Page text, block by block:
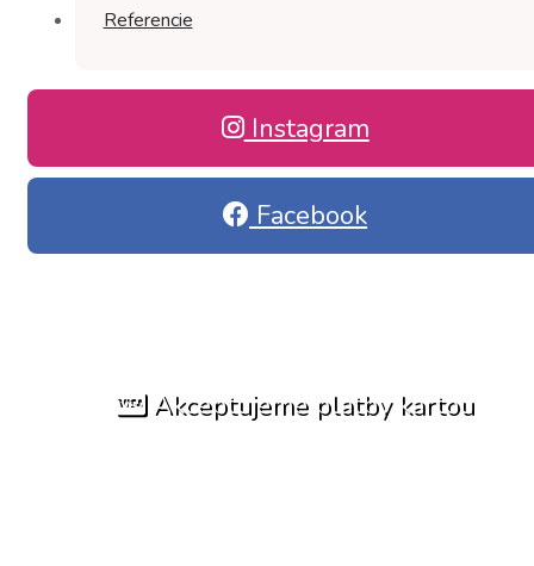
Referencie
Instagram
Facebook
Akceptujeme platby kartou